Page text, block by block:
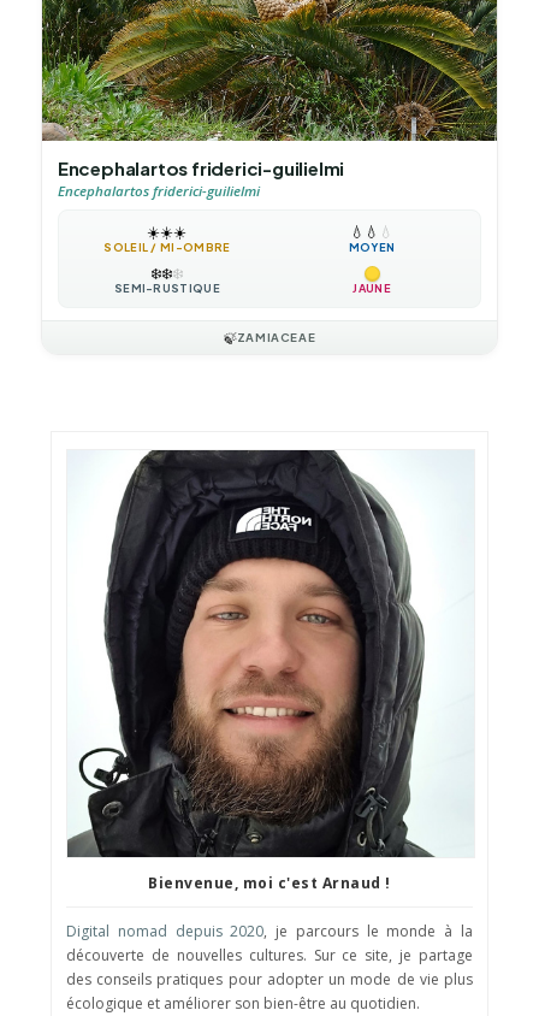
Encephalartos friderici-guilielmi
Encephalartos friderici-guilielmi
☀️☀️☀️
SOLEIL / MI-OMBRE
💧 💧 💧
MOYEN
❄️❄️❄️
SEMI-RUSTIQUE JAUNE
🍃ZAMIACEAE
Bienvenue, moi c'est Arnaud !
Digital nomad depuis 2020, je parcours le monde à la
découverte de nouvelles cultures. Sur ce site, je partage
des conseils pratiques pour adopter un mode de vie plus
écologique et améliorer son bien-être au quotidien.